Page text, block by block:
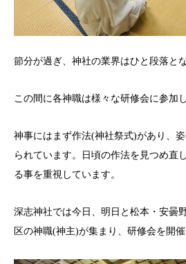
節分が過ぎ、神社の業界はひと段落と
この間に各神職は様々な研修会に参加
神事にはまず作法(神社祭式)があり、
られています。日頃の作法を見つめ直
る事を重視しています。
深志神社では今日、明日と松本・安曇
区の神職(神主)が集まり、研修会を開催